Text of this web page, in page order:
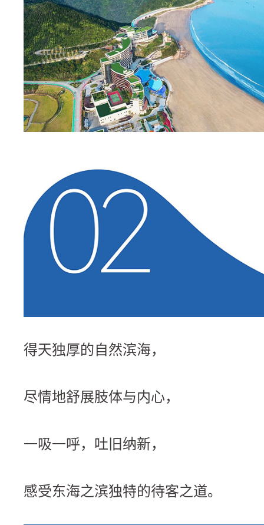
得天独厚的自然滨海，
尽情地舒展肢体与内心，
一吸一呼，吐旧纳新，
感受东海之滨独特的待客之道。